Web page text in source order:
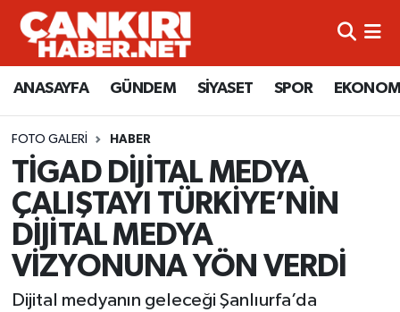
ANASAYFA GÜNDEM SİYASET SPOR
FOTO GALERI HABER
TİGAD DİJİTAL MEDYA
ÇALIŞTAYI TÜRKİYE’NİN
DİJİTAL MEDYA
VİZYONUNA YÖN VERDİ
Dijital medyanın geleceği Şanlıurfa’da
ANASAYFA
GÜNDEM
SİYASET
SPOR
EKONOMİ
EĞİTİM
Künye
İletişim
Gizlilik Sözleşmesi
BİYOGRAFİLER
EKONOMİ
GENEL
Merkez Hava Durumu
Merkez Trafik Yoğunluk Haritası
Süper Lig Puan Durumu ve Fikstür
Tüm Manşetler
Son Dakika Haberleri
Haber Arşivi